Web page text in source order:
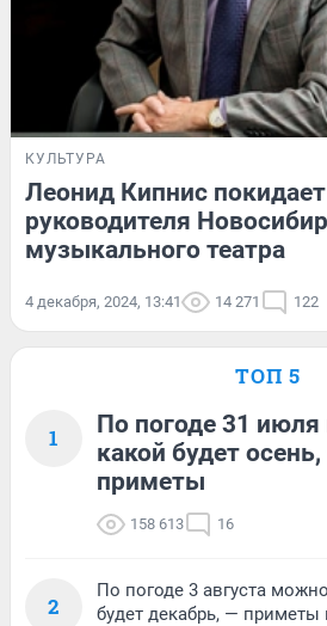
КУЛЬТУРА
Леонид Кипнис
руководителя
музыкального театра
4 декабря, 2024, 13:41 14 271 122
ТОП 5
1
По погоде 31
какой будет
приметы
158 613 16
2
По погоде 3 августа
будет декабрь, — приметы